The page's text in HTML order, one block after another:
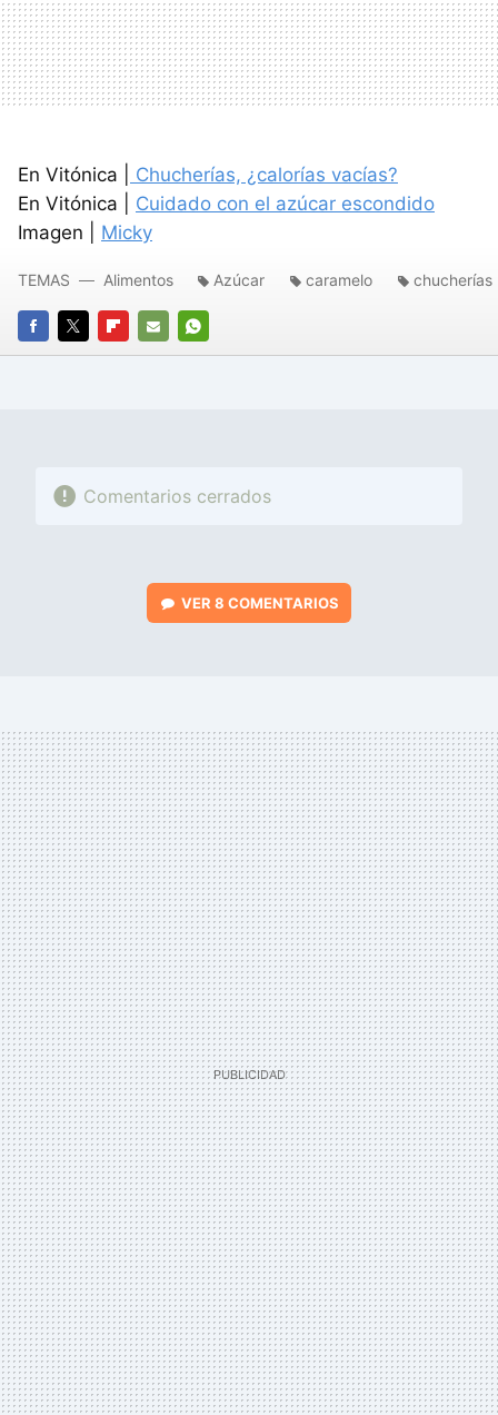
En Vitónica |
Chucherías, ¿calorías vacías?
En Vitónica | Cuidado con el azúcar escondido
Imagen | Micky
FACEBOOK
TWITTERFLIPBOARD
E-
WHATSAPP
TEMAS Alimentos Azúcar caramelo chucherías
Comentarios cerrados
VER 8 COMENTARIOS